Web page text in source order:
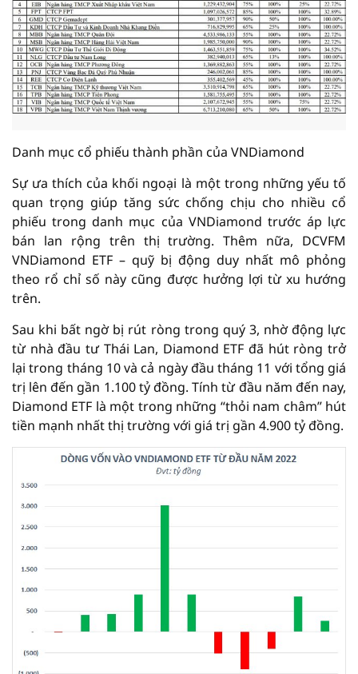
Danh mục cổ phiếu thành phần của VNDiamond
Sự ưa thích của khối ngoại là một trong những yếu tố
quan trọng giúp tăng sức chống chịu cho nhiều cổ
phiếu trong danh mục của VNDiamond trước áp lực
bán lan rộng trên thị trường. Thêm nữa, DCVFM
VNDiamond ETF – quỹ bị động duy nhất mô phỏng
theo rổ chỉ số này cũng được hưởng lợi từ xu hướng
trên.
Sau khi bất ngờ bị rút ròng trong quý 3, nhờ động lực
từ nhà đầu tư Thái Lan, Diamond ETF đã hút ròng trở
lại trong tháng 10 và cả ngày đầu tháng 11 với tổng giá
trị lên đến gần 1.100 tỷ đồng. Tính từ đầu năm đến nay,
Diamond ETF là một trong những “thỏi nam châm” hút
tiền mạnh nhất thị trường với giá trị gần 4.900 tỷ đồng.